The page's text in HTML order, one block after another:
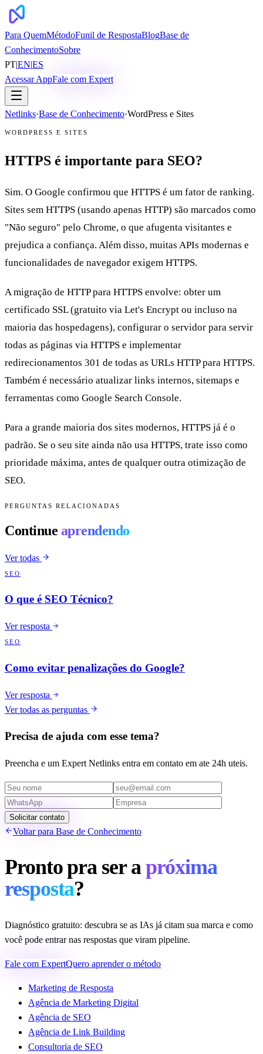
Para QuemMétodoFunil de RespostaBlogBase de
ConhecimentoSobre
PT|EN|ES
Acessar AppFale com Expert
Netlinks·Base de Conhecimento·WordPress e Sites
WORDPRESS E SITES
HTTPS é importante para SEO?
Sim. O Google confirmou que HTTPS é um fator de ranking.
Sites sem HTTPS (usando apenas HTTP) são marcados como
"Não seguro" pelo Chrome, o que afugenta visitantes e
prejudica a confiança. Além disso, muitas APIs modernas e
funcionalidades de navegador exigem HTTPS.
A migração de HTTP para HTTPS envolve: obter um
certificado SSL (gratuito via Let's Encrypt ou incluso na
maioria das hospedagens), configurar o servidor para servir
todas as páginas via HTTPS e implementar
redirecionamentos 301 de todas as URLs HTTP para HTTPS.
Também é necessário atualizar links internos, sitemaps e
ferramentas como Google Search Console.
Para a grande maioria dos sites modernos, HTTPS já é o
padrão. Se o seu site ainda não usa HTTPS, trate isso como
prioridade máxima, antes de qualquer outra otimização de
SEO.
PERGUNTAS RELACIONADAS
Continue aprendendo
Ver todas
SEO
O que é SEO Técnico?
Ver resposta
SEO
Como evitar penalizações do Google?
Ver resposta
Ver todas as perguntas
Precisa de ajuda com esse tema?
Preencha e um Expert Netlinks entra em contato em ate 24h uteis.
Solicitar contato
Voltar para Base de Conhecimento
Pronto pra ser a próxima
resposta?
Diagnóstico gratuito: descubra se as IAs já citam sua marca e como
você pode entrar nas respostas que viram pipeline.
Fale com ExpertQuero aprender o método
Marketing de Resposta
Agência de Marketing Digital
Agência de SEO
Agência de Link Building
Consultoria de SEO